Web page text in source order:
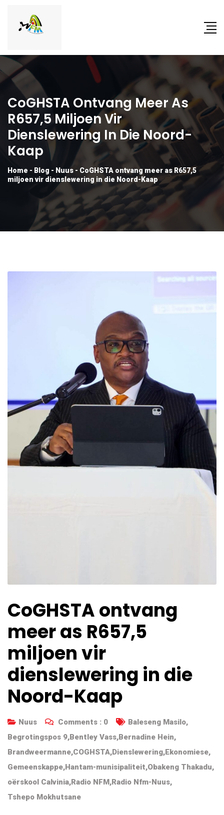
CoGHSTA Ontvang Meer As
R657,5 Miljoen Vir
Dienslewering In Die Noord-
Kaap
Home - Blog - Nuus - CoGHSTA ontvang meer as R657,5
miljoen vir dienslewering in die Noord-Kaap
CoGHSTA ontvang
meer as R657,5
miljoen vir
dienslewering in die
Noord-Kaap
Nuus Comments : 0 Baleseng Masilo,
Begrotingspos 9,Bentley Vass,Bernadine Hein,
Brandweermanne,COGHSTA,Dienslewering,Ekonomiese,
Gemeenskappe,Hantam-munisipaliteit,Obakeng Thakadu,
oërskool Calvinia,Radio NFM,Radio Nfm-Nuus,
Tshepo Mokhutsane